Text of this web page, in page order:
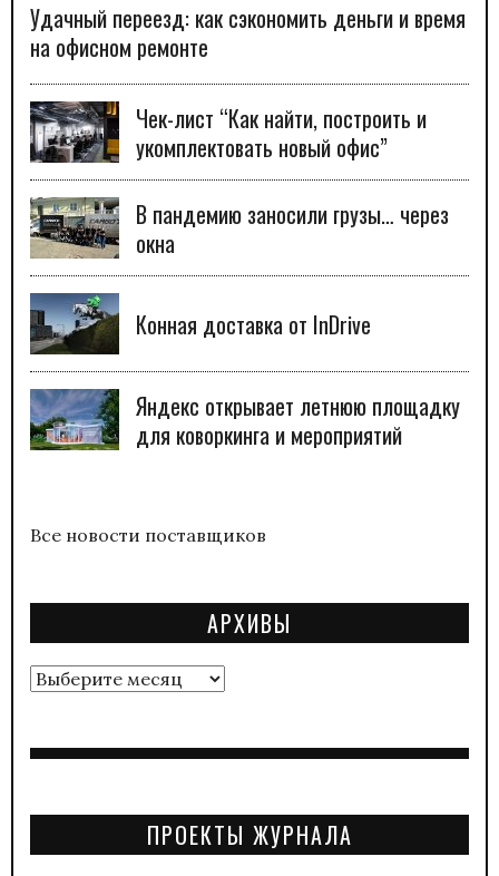
Удачный переезд: как сэкономить деньги и время
на офисном ремонте
Чек-лист “Как найти, построить и
укомплектовать новый офис”
В пандемию заносили грузы… через
окна
Конная доставка от InDrive
Яндекс открывает летнюю площадку
для коворкинга и мероприятий
Все новости поставщиков
АРХИВЫ
Архивы
ПРОЕКТЫ ЖУРНАЛА